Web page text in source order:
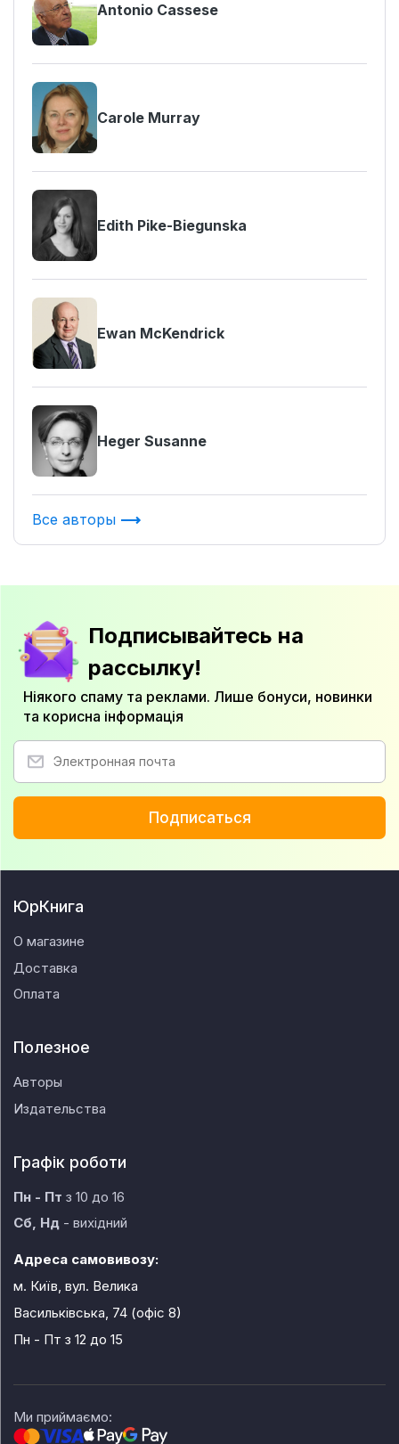
Antonio Cassese
Carole Murray
Edith Pike-Biegunska
Ewan McKendrick
Heger Susanne
Все авторы
Подписывайтесь на
рассылку!
Ніякого спаму та реклами. Лише бонуси, новинки
та корисна інформація
Подписаться
ЮрКнига
О магазине
Доставка
Оплата
Полезное
Авторы
Издательства
Графік роботи
Пн - Пт з 10 до 16
Сб, Нд - вихідний
Адреса самовивозу:
м. Київ, вул. Велика
Васильківська, 74 (офіс 8)
Пн - Пт з 12 до 15
Ми приймаємо: